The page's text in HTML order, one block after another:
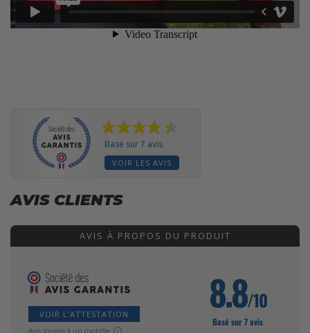
Basé sur 7 avis
VOIR LES AVIS
AVIS CLIENTS
AVIS À PROPOS DU PRODUIT
VOIR L'ATTESTATION
Avis soumis à un contrôle
8.8/10
Basé sur 7 avis